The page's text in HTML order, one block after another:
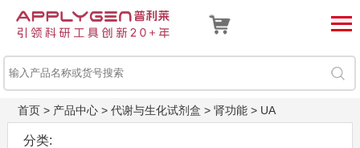
首页> 产品中心> 代谢与生化试剂盒 > 肾功能> UA
分类: